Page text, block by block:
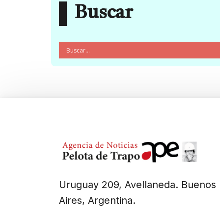
Buscar
Uruguay 209, Avellaneda. Buenos
Aires, Argentina.